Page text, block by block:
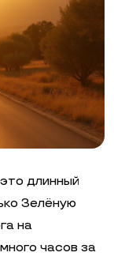
длинный
Зелёную
на
часов за